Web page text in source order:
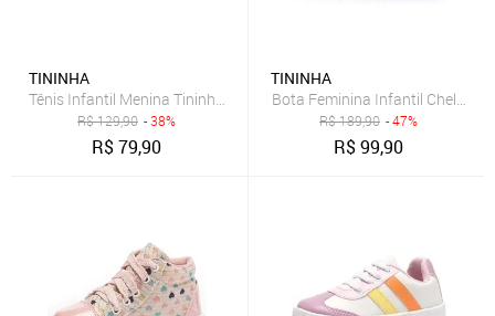
TININHA
Tênis Infantil Menina Tininha Juvenil Feminino Colorido Moda
R$129,90 - 38%
R$79,90
TININHA
Bota Feminina Infantil Chelsea
R$189,90 - 47%
R$99,90